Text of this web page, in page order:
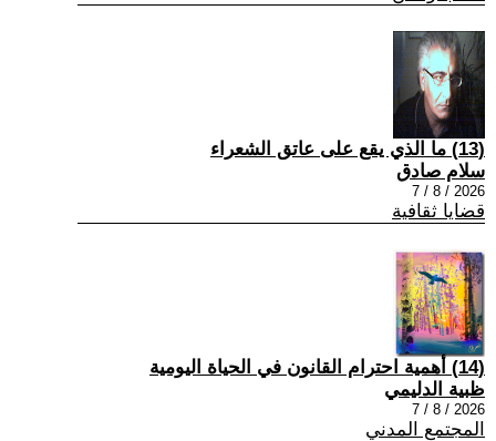
(13) ما الذي يقع على عاتق الشعراء
سلام صادق
2026 / 8 / 7
قضايا ثقافية
(14) أهمية احترام القانون في الحياة اليومية
ظبية الدليمي
2026 / 8 / 7
المجتمع المدني